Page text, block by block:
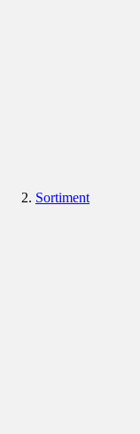
Sortiment